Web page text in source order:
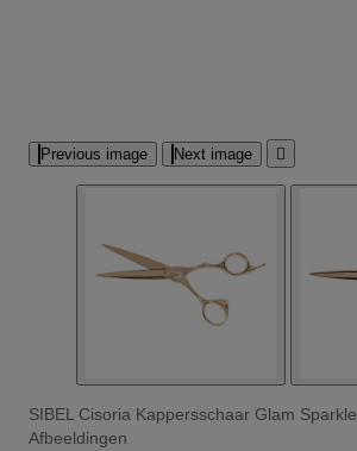
Previous image Next image 
SIBEL Cisoria Kappersschaar Glam
Afbeeldingen